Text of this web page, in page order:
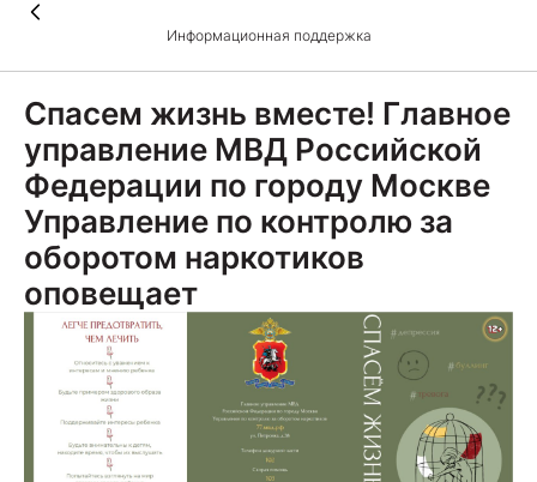
Информационная поддержка
Спасем жизнь вместе! Главное
управление МВД Российской
Федерации по городу Москве
Управление по контролю за
оборотом наркотиков
оповещает